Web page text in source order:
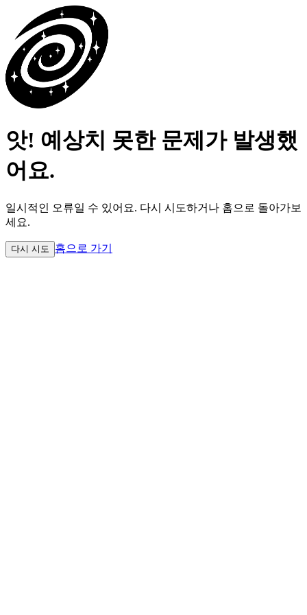
앗! 예상치 못한 문제가 발생했
어요.
일시적인 오류일 수 있어요. 다시 시도하거나 홈으로 돌아가보
세요.
다시 시도 홈으로 가기